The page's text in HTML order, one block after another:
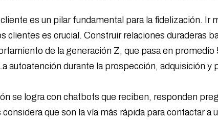
es un pilar fundamental para la fidelización. Ir
clientes es crucial. Construir relaciones duraderas
de la generación Z, que pasa en
autoatención durante la prospección, adquisición y
se logra con chatbots que reciben, responden
que son la vía más rápida para contactar a